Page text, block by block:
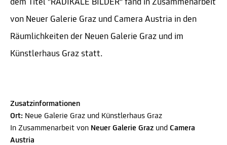
dem Titel "RADIKALE BILDER" fand in Zusammenarbeit
von Neuer Galerie Graz und Camera Austria in den
Räumlichkeiten der Neuen Galerie Graz und im
Künstlerhaus Graz statt.
Zusatzinformationen
Ort: Neue Galerie Graz und Künstlerhaus Graz
In Zusammenarbeit von Neuer Galerie Graz und Camera
Austria